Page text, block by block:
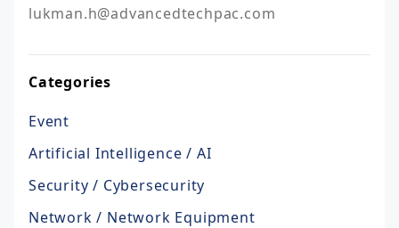
lukman.h@advancedtechpac.com
Categories
Event
Artificial Intelligence / AI
Security / Cybersecurity
Network / Network Equipment